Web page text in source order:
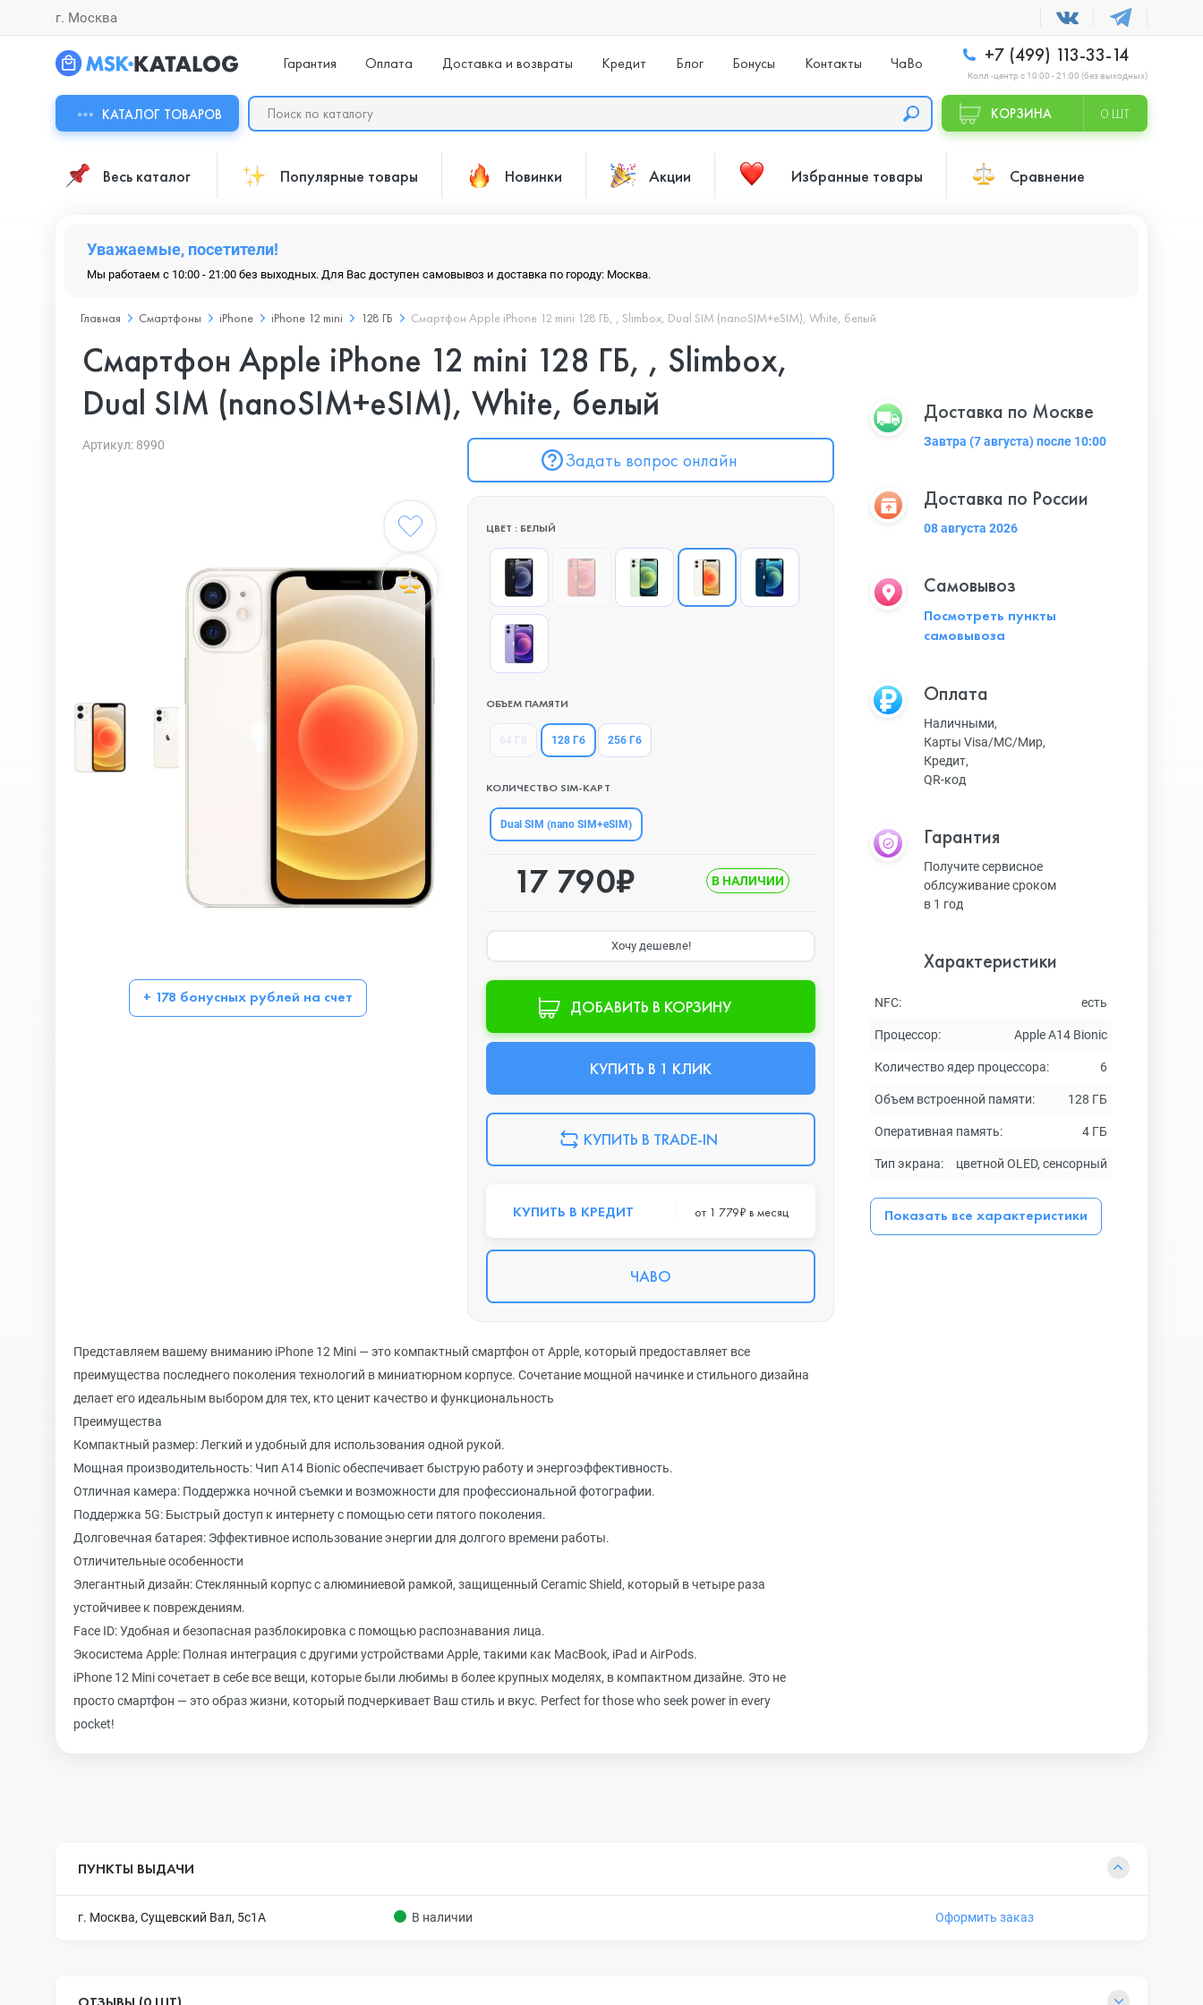
г. Москва
Гарантия Оплата Доставка и возвраты Кредит Блог Бонусы Контакты ЧаВо +7 (499) 113-33-14
Колл -центр с 10:00 - 21:00 (без выходных)
КАТАЛОГ ТОВАРОВ КОРЗИНА 0 ШТ
Весь каталог Популярные товары Новинки Акции Избранные товары Сравнение
Уважаемые, посетители!
Мы работаем с 10:00 - 21:00 без выходных. Для Вас доступен самовывоз и доставка по городу: Москва.
Главная Смартфоны iPhone iPhone 12 mini 128 ГБ Смартфон Apple iPhone 12 mini 128 ГБ, , Slimbox, Dual SIM (nanoSIM+eSIM), White, белый
Смартфон Apple iPhone 12 mini 128 ГБ, , Slimbox,
Dual SIM (nanoSIM+eSIM), White, белый
Артикул: 8990
Задать вопрос онлайн
+ 178 бонусных рублей на счет
ЦВЕТ : БЕЛЫЙ
ОБЪЕМ ПАМЯТИ
128 Гб 256 Гб
КОЛИЧЕСТВО SIM-КАРТ
Dual SIM (nano SIM+eSIM)
17 790₽ В НАЛИЧИИ
Хочу дешевле!
ДОБАВИТЬ В КОРЗИНУ
КУПИТЬ В 1 КЛИК
КУПИТЬ В TRADE-IN
КУПИТЬ В КРЕДИТ от 1 779₽ в месяц
ЧАВО
Представляем вашему вниманию iPhone 12 Mini — это компактный смартфон от Apple, который предоставляет все
преимущества последнего поколения технологий в миниатюрном корпусе. Сочетание мощной начинке и стильного дизайна
делает его идеальным выбором для тех, кто ценит качество и функциональность
Преимущества
Компактный размер: Легкий и удобный для использования одной рукой.
Мощная производительность: Чип A14 Bionic обеспечивает быструю работу и энергоэффективность.
Отличная камера: Поддержка ночной съемки и возможности для профессиональной фотографии.
Поддержка 5G: Быстрый доступ к интернету с помощью сети пятого поколения.
Долговечная батарея: Эффективное использование энергии для долгого времени работы.
Отличительные особенности
Элегантный дизайн: Стеклянный корпус с алюминиевой рамкой, защищенный Ceramic Shield, который в четыре раза
устойчивее к повреждениям.
Face ID: Удобная и безопасная разблокировка с помощью распознавания лица.
Экосистема Apple: Полная интеграция с другими устройствами Apple, такими как MacBook, iPad и AirPods.
iPhone 12 Mini сочетает в себе все вещи, которые были любимы в более крупных моделях, в компактном дизайне. Это не
просто смартфон — это образ жизни, который подчеркивает Ваш стиль и вкус. Perfect for those who seek power in every
pocket!
Доставка по Москве
Завтра (7 августа) после 10:00
Доставка по России
08 августа 2026
Самовывоз
Посмотреть пункты
самовывоза
Оплата
Наличными,
Карты Visa/MC/Мир,
Кредит,
QR-код
Гарантия
Получите сервисное
облсуживание сроком
в 1 год
Характеристики
NFC: есть
Процессор: Apple A14 Bionic
Количество ядер процессора: 6
Объем встроенной памяти: 128 ГБ
Оперативная память: 4 ГБ
Тип экрана: цветной OLED, сенсорный
Показать все характеристики
ПУНКТЫ ВЫДАЧИ
г. Москва, Сущевский Вал, 5с1А В наличии Оформить заказ